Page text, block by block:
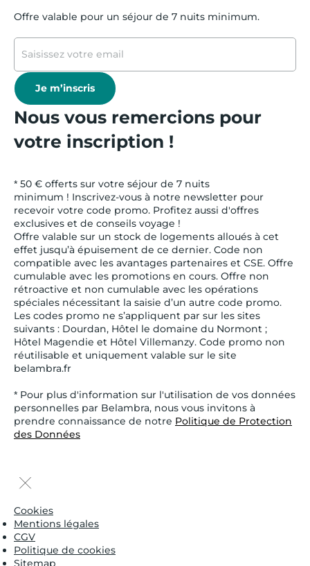
Offre valable pour un séjour de 7 nuits minimum.
Je m’inscris
Nous vous remercions pour
votre inscription !
* 50 € offerts sur votre séjour de 7 nuits
minimum ! Inscrivez-vous à notre newsletter pour
recevoir votre code promo. Profitez aussi d'offres
exclusives et de conseils voyage !
Offre valable sur un stock de logements alloués à cet
effet jusqu’à épuisement de ce dernier. Code non
compatible avec les avantages partenaires et CSE. Offre
cumulable avec les promotions en cours. Offre non
rétroactive et non cumulable avec les opérations
spéciales nécessitant la saisie d’un autre code promo.
Les codes promo ne s’appliquent par sur les sites
suivants : Dourdan, Hôtel le domaine du Normont ;
Hôtel Magendie et Hôtel Villemanzy. Code promo non
réutilisable et uniquement valable sur le site
belambra.fr
* Pour plus d'information sur l'utilisation de vos données
personnelles par Belambra, nous vous invitons à
prendre connaissance de notre Politique de Protection
des Données
Cookies
Mentions légales
CGV
Politique de cookies
Sitemap